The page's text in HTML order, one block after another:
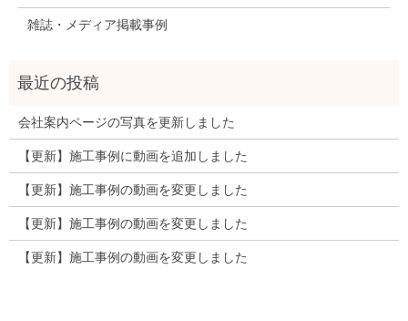
雑誌・メディア掲載事例
会社案内ページの写真を更新しました
【更新】施工事例に動画を追加しました
【更新】施工事例の動画を変更しました
【更新】施工事例の動画を変更しました
【更新】施工事例の動画を変更しました